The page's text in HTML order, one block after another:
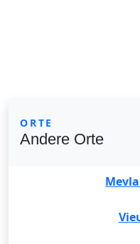
ORTE
Andere Orte